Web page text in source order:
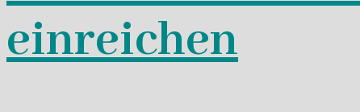
einreichen